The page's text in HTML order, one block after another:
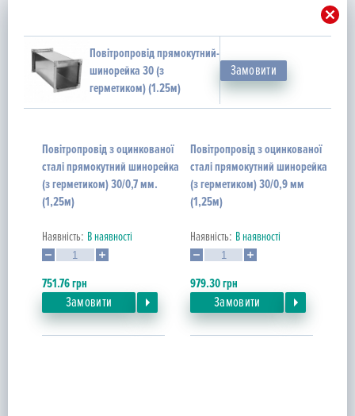
Повітропровід прямокутний-
шинорейка 30 (з
герметиком) (1.25м)
Замовити
Повітропровід з оцинкованої
сталі прямокутний шинорейка
(з герметиком) 30/0,7 мм.
(1,25м)
Наявність: В наявності
751.76грн
Замовити
Повітропровід з оцинкованої
сталі прямокутний шинорейка
(з герметиком) 30/0,9 мм
(1,25м)
Наявність: В наявності
979.30грн
Замовити